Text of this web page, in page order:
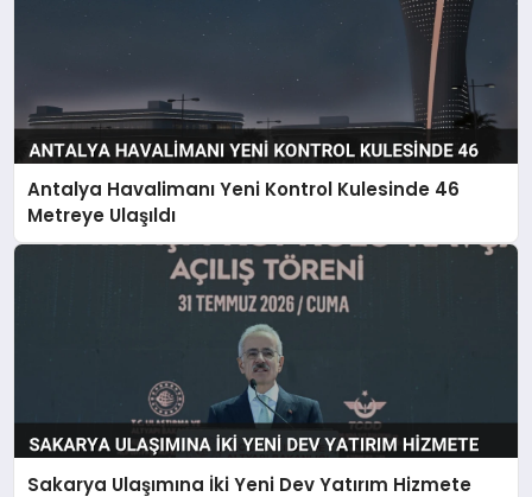
Antalya Havalimanı Yeni Kontrol Kulesinde 46
Metreye Ulaşıldı
Sakarya Ulaşımına İki Yeni Dev Yatırım Hizmete